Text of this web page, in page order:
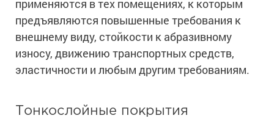
Для интерьеров
Сопутствующие товары
Ремонт промышленных полов
Защита железобетонных конструкций
Промышленные металлоконструкции
Промышленное оборудование
Промышленные стены
Грунтовки для холодного цинкования
Сопутствующие товары
Молотковые эмали
Для металла
Сопутствующие товары
Антикоррозионная защита
Толстослойные грунт-эмали
Сопутствующие товары
Морозостойкие краски для бетонных полов
применяются в тех помещениях, к которым
предъявляются повышенные требования к
внешнему виду, стойкости к абразивному
износу, движению транспортных средств,
эластичности и любым другим требованиям.
Тонкослойные покрытия